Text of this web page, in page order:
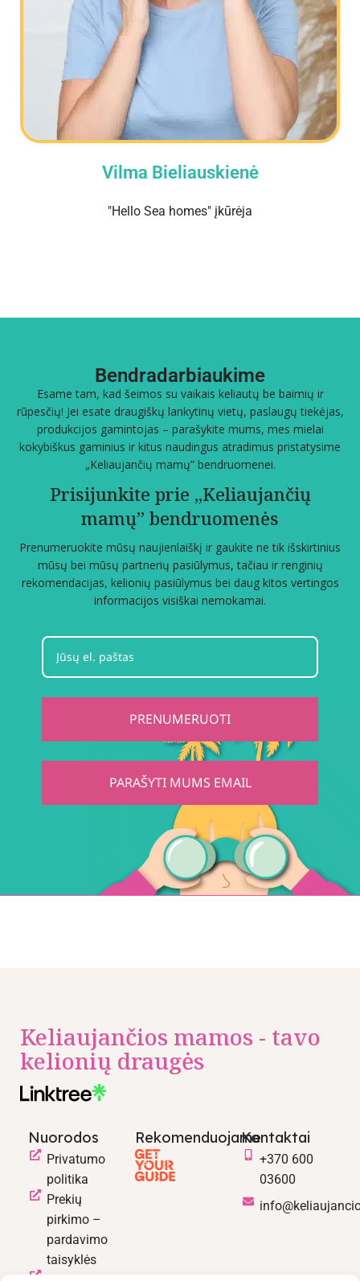
Vilma Bieliauskienė
"Hello Sea homes" įkūrėja
Bendradarbiaukime
Esame tam, kad šeimos su vaikais keliautų be baimių ir
rūpesčių! Jei esate draugiškų lankytinų vietų, paslaugų tiekėjas,
produkcijos gamintojas – parašykite mums, mes mielai
kokybiškus gaminius ir kitus naudingus atradimus pristatysime
„Keliaujančių mamų” bendruomenei.
Prisijunkite prie „Keliaujančių
mamų” bendruomenės
Prenumeruokite mūsų naujienlaiškį ir gaukite ne tik išskirtinius
mūsų bei mūsų partnerių pasiūlymus, tačiau ir renginių
rekomendacijas, kelionių pasiūlymus bei daug kitos vertingos
informacijos visiškai nemokamai.
PRENUMERUOTI
PARAŠYTI MUMS EMAIL
Keliaujančios mamos - tavo
kelionių draugės
Nuorodos
Privatumo
politika
Prekių
pirkimo –
pardavimo
taisyklės
RekomenduojameKontaktai
+370 600
03600